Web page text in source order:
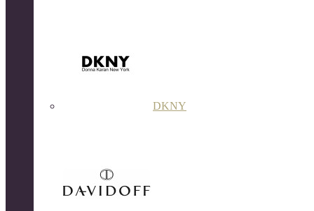
DKNY